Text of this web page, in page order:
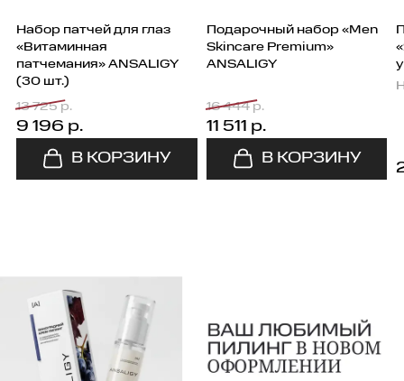
Набор патчей для глаз
«Витаминная
патчемания» ANSALIGY
(30 шт.)
13 725 р.
9 196 р.
Подарочный набор «Men
Skincare Premium»
ANSALIGY
16 444 р.
11 511 р.